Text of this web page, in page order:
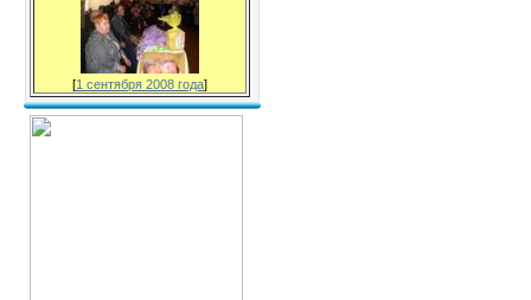
[1 сентября 2008 года]